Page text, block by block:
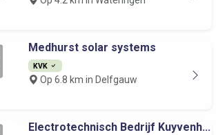
Medhurst solar systems
KVK
Op 6.8 km in Delfgauw
Electrotechnisch Bedrijf Kuyvenh...